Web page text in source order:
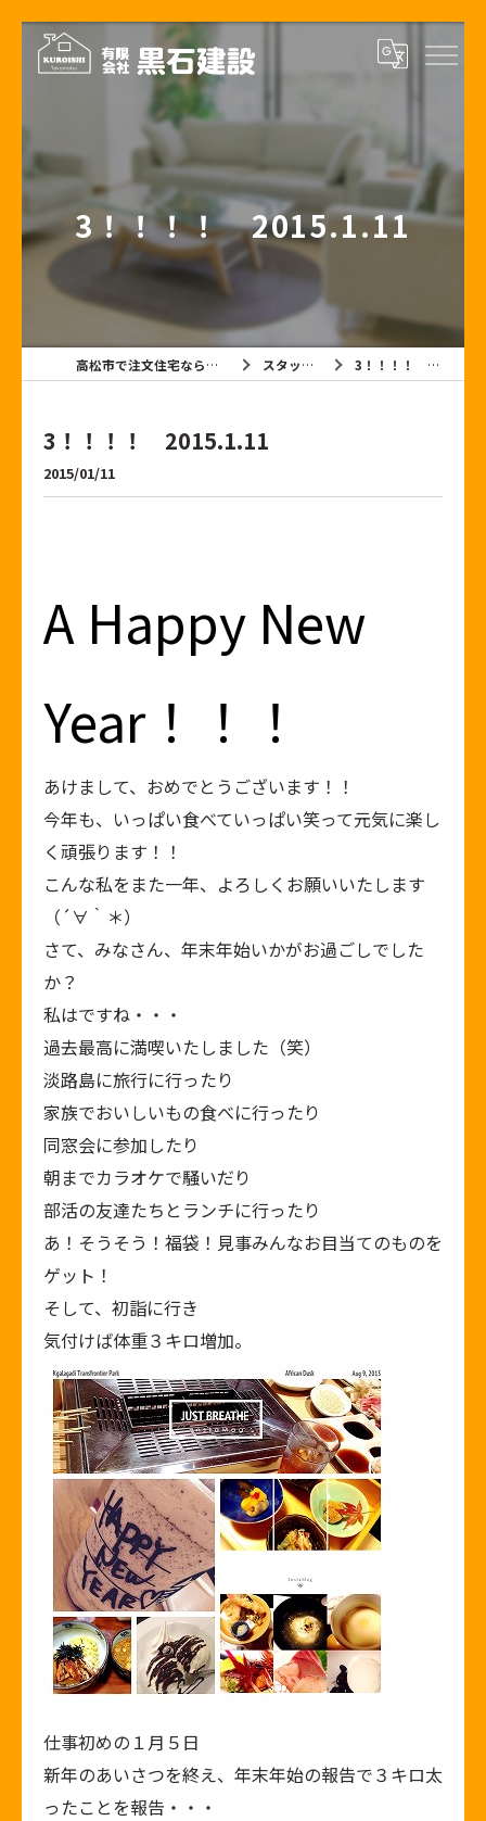
3！！！！ 2015.1.11
高松市で注文住宅なら有限会社黒石建設 スタッフブログ 3！！！！ 2015.1.11
3！！！！ 2015.1.11
2015/01/11
A Happy New
Year！！！
あけまして、おめでとうございます！！
今年も、いっぱい食べていっぱい笑って元気に楽し
く頑張ります！！
こんな私をまた一年、よろしくお願いいたします
（´∀｀＊）
さて、みなさん、年末年始いかがお過ごしでした
か？
私はですね・・・
過去最高に満喫いたしました（笑）
淡路島に旅行に行ったり
家族でおいしいもの食べに行ったり
同窓会に参加したり
朝までカラオケで騒いだり
部活の友達たちとランチに行ったり
あ！そうそう！福袋！見事みんなお目当てのものを
ゲット！
そして、初詣に行き
気付けば体重３キロ増加。
仕事初めの１月５日
新年のあいさつを終え、年末年始の報告で３キロ太
ったことを報告・・・